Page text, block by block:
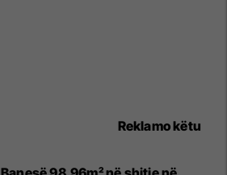
Reklamo këtu